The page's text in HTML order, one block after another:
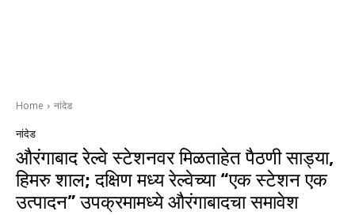
Home नांदेड
नांदेड
औरंगाबाद रेल्वे स्टेशनवर मिळताहेत पैठणी साड्या,
हिमरु शाल; दक्षिण मध्य रेल्वेच्या “एक स्टेशन एक
उत्पादन” उपक्रमामध्ये औरंगाबादचा समावेश